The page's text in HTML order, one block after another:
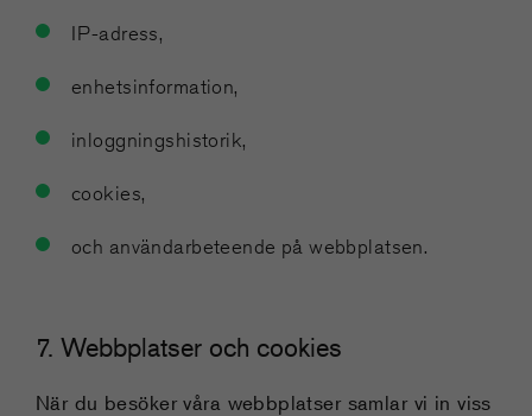
IP-adress,
enhetsinformation,
inloggningshistorik,
cookies,
och användarbeteende på webbplatsen.
7. Webbplatser och cookies
När du besöker våra webbplatser samlar vi in viss